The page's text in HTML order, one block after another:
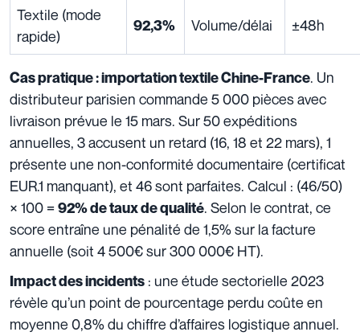
Textile (mode
rapide)
92,3% Volume/délai ±48h
Cas pratique : importation textile Chine-France. Un
distributeur parisien commande 5 000 pièces avec
livraison prévue le 15 mars. Sur 50 expéditions
annuelles, 3 accusent un retard (16, 18 et 22 mars), 1
présente une non-conformité documentaire (certificat
EUR.1 manquant), et 46 sont parfaites. Calcul : (46/50)
× 100 =92% de taux de qualité. Selon le contrat, ce
score entraîne une pénalité de 1,5% sur la facture
annuelle (soit 4 500€ sur 300 000€ HT).
Impact des incidents : une étude sectorielle 2023
révèle qu’un point de pourcentage perdu coûte en
moyenne 0,8% du chiffre d’affaires logistique annuel.